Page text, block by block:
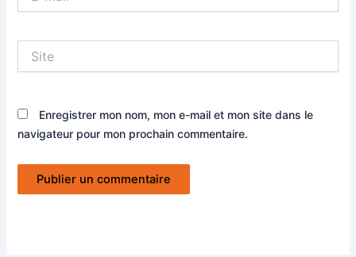
mail*
Enregistrer mon nom, mon e-mail et mon site dans le
navigateur pour mon prochain commentaire.